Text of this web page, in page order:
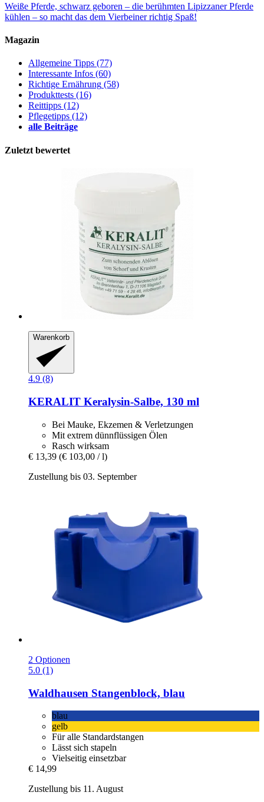
Weiße Pferde, schwarz geboren – die berühmten Lipizzaner Pferde
kühlen – so macht das dem Vierbeiner richtig Spaß!
Magazin
Allgemeine Tipps (77)
Interessante Infos (60)
Richtige Ernährung (58)
Produkttests (16)
Reittipps (12)
Pflegetipps (12)
alle Beiträge
Zuletzt bewertet
Warenkorb
4.9 (8)
KERALIT Keralysin-​Salbe, 130 ml
Bei Mauke, Ekzemen & Verletzungen
Mit extrem dünnflüssigen Ölen
Rasch wirksam
€ 13,39 (€ 103,00 / l)
Zustellung bis 03. September
2 Optionen
5.0 (1)
Waldhausen Stangenblock, blau
blau
gelb
Für alle Standardstangen
Lässt sich stapeln
Vielseitig einsetzbar
€ 14,99
Zustellung bis 11. August